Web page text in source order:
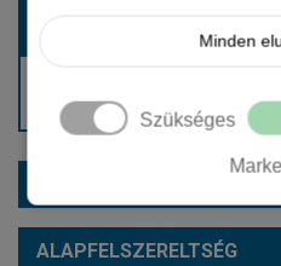
Minden
Szükséges
Kérjen
ALAPFELSZERELTSÉG